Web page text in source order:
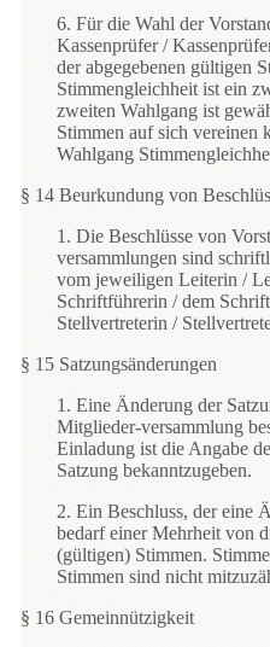
6. Für die Wahl der
Kassenprüfer /
der abgegebenen gültigen
Stimmengleichheit ist ein
zweiten Wahlgang ist
Stimmen auf sich vereinen
Wahlgang
§ 14 Beurkundung von
1. Die Beschlüsse von
versammlungen sind
vom jeweiligen Leiterin /
Schriftführerin / dem
Stellvertreterin /
§ 15 Satzungsänderungen
1. Eine Änderung der
Mitglieder-versammlung
Einladung ist die Angabe
Satzung bekanntzugeben.
2. Ein Beschluss, der eine
bedarf einer Mehrheit von
(gültigen) Stimmen.
Stimmen sind nicht
§ 16 Gemeinnützigkeit